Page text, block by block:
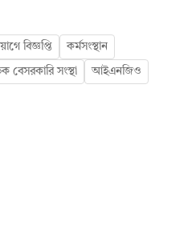
বিজ্ঞপ্তি কর্মসংস্থান
বেসরকারি সংস্থা আইএনজিও